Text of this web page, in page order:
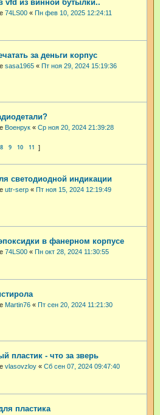
vfd из винной бутылки..
74LS00 « Пн фев 10, 2025 12:24:11
за деньги корпус
sasa1965 « Пт ноя 29, 2024 15:19:36
Военрук « Ср ноя 20, 2024 21:39:28
8 9 10 11
светодиодной индикации
utr-serp « Пт ноя 15, 2024 12:19:49
в фанерном корпусе
74LS00 « Пн окт 28, 2024 11:30:55
Martin76 « Пт сен 20, 2024 11:21:30
пластик - что за зверь
vlasovzloy « Сб сен 07, 2024 09:47:40
пластика